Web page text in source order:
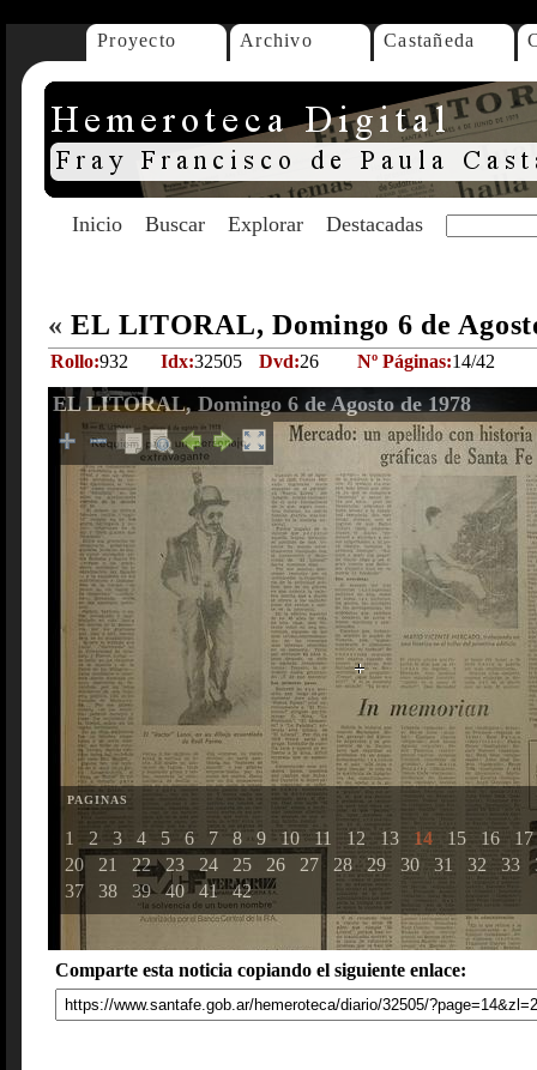
Proyecto Archivo Castañeda
Inicio Buscar Explorar Destacadas
« EL LITORAL, Domingo 6 de
Rollo:932 Idx:32505 Dvd:26 Nº Páginas:14/42
EL LITORAL, Domingo 6 de Agosto de 1978
PAGINAS
1 2 3 4 5 6 7 8 9 10 11 12 13 14 15 16
17
20
21 22 23 24 25 26 27 28 29 30 31 32 33
37
38 39 40 41 42
Comparte esta noticia copiando el siguiente enlace: